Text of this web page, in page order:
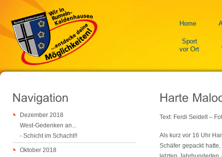
Home
Sport
vor Ort
Text: Ferdi Seidelt –
Als kurz vor 16 Uhr
Schäfer gepackt
Dezember 2018
West-Gedenken an...
- Schicht im Schacht!!
Oktober 2018